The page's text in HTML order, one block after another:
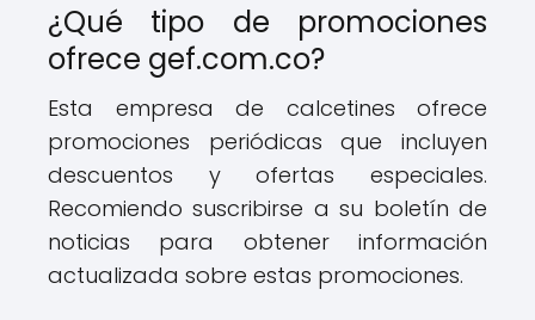
¿Qué tipo de promociones
ofrece gef.com.co?
Esta empresa de calcetines ofrece
promociones periódicas que incluyen
descuentos y ofertas especiales.
Recomiendo suscribirse a su boletín de
noticias para obtener información
actualizada sobre estas promociones.